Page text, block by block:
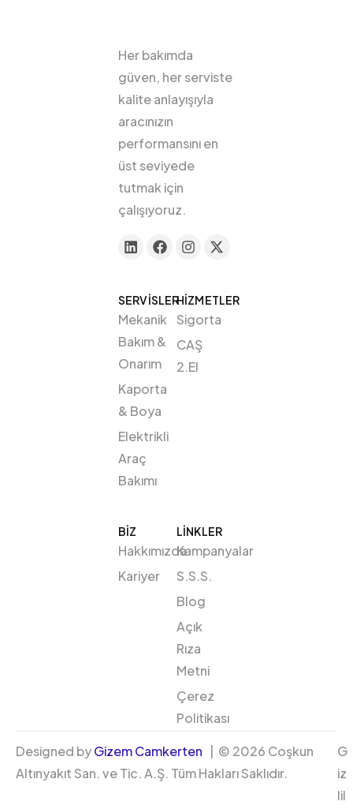
Her bakımda
güven, her serviste
kalite anlayışıyla
aracınızın
performansını en
üst seviyede
tutmak için
çalışıyoruz.
SERVİSLER
Mekanik
Bakım &
Onarım
Kaporta
& Boya
Elektrikli
Araç
Bakımı
HİZMETLER
Sigorta
CAŞ
2.El
BIZ
Hakkımızda
Kariyer
LİNKLER
Kampanyalar
S.S.S.
Blog
Açık
Rıza
Metni
Çerez
Politikası
Designed byGizem Camkerten | © 2026 Coşkun
Altınyakıt San. ve Tic. A.Ş. Tüm Hakları Saklıdır.
G
iz
lil